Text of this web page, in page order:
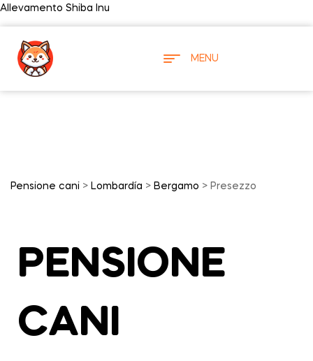
Allevamento Shiba Inu
MENU
Pensione cani > Lombardía > Bergamo > Presezzo
PENSIONE
CANI